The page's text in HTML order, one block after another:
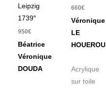
Leipzig
1739″
950€
Béatrice
Véronique
DOUDA
660€
Véronique
LE
HOUEROU
Acrylique
sur toile